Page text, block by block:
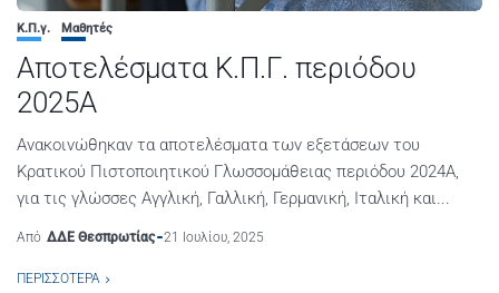
Κ.Π.γ. Μαθητές
Αποτελέσματα Κ.Π.Γ. περιόδου
2025Α
Ανακοινώθηκαν τα αποτελέσματα των εξετάσεων του
Κρατικού Πιστοποιητικού Γλωσσομάθειας περιόδου 2024Α,
για τις γλώσσες Αγγλική, Γαλλική, Γερμανική, Ιταλική και...
Από ΔΔΕ Θεσπρωτίας 21 Ιουλίου, 2025
ΠΕΡΙΣΣΌΤΕΡΑ